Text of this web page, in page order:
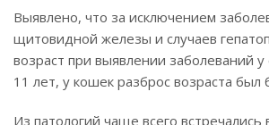
Выявлено, что за исключением
щитовидной железы и случаев
возраст при выявлении заболеваний у
11 лет, у кошек разброс возраста был
Из патологий чаще всего встречались